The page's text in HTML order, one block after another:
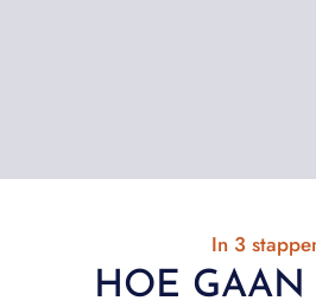
In 3
HOE GAAN